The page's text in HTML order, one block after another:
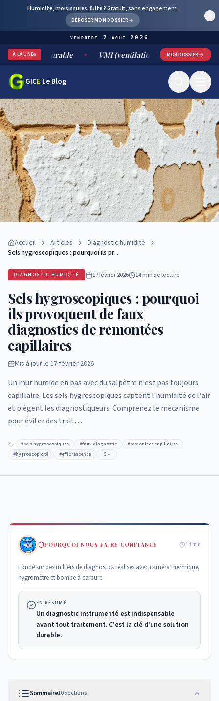
Humidité, moisissures, fuite ?Gratuit, sans engagement.
DÉPOSER MON DOSSIER
vendredi 7 août 2026
À LA UNE
durable VMI (ventilation mécanique par insufflation)
MON DOSSIER
GICE Le Blog
Accueil Articles
Diagnostic humidité
Sels hygroscopiques : pourquoi ils pr…
DIAGNOSTIC HUMIDITÉ 17 février 2026 14 minde lecture
Sels hygroscopiques : pourquoi
ils provoquent de faux
diagnostics de remontées
capillaires
Mis à jour le 17 février 2026
Un mur humide en bas avec du salpêtre n'est pas toujours
capillaire. Les sels hygroscopiques captent l'humidité de l'air
et piègent les diagnostiqueurs. Comprenez le mécanisme
pour éviter des trait…
#sels hygroscopiques #faux diagnostic #remontées capillaires
#hygroscopicité #efflorescence +5
POURQUOI NOUS FAIRE CONFIANCE 14 min
Fondé sur des milliers de diagnostics réalisés avec caméra thermique,
hygromètre et bombe à carbure.
EN RÉSUMÉ
Un diagnostic instrumenté est indispensable
avant tout traitement. C'est la clé d'une solution
durable.
Sommaire10sections